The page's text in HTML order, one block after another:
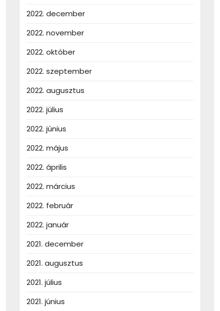
2022. december
2022. november
2022. október
2022. szeptember
2022. augusztus
2022. július
2022. június
2022. május
2022. április
2022. március
2022. február
2022. január
2021. december
2021. augusztus
2021. július
2021. június